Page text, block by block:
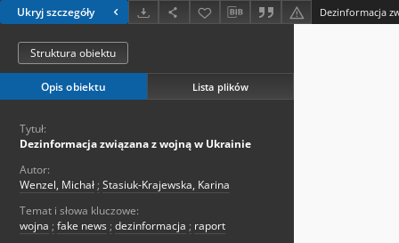
Ukryj szczegóły Dezinformacja
Struktura obiektu
Opis obiektu Lista plików
Tytuł:
Dezinformacja związana z wojną w Ukrainie
Autor:
Wenzel, Michał ; Stasiuk-Krajewska, Karina
Temat i słowa kluczowe:
wojna ; fake news ; dezinformacja ; raport